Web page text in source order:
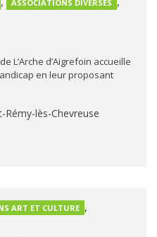
ASSOCIATIONS DIVERSES
L’Arche d’Aigrefoin accueille
en leur proposant
Rémy-lès-Chevreuse
ART ET CULTURE ,